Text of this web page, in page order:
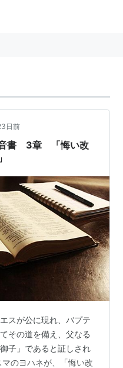
日前
書 3章 「悔い改
スが公に現れ、バプテ
その道を備え、父なる
子」であると証しされ
のヨハネが、「悔い改